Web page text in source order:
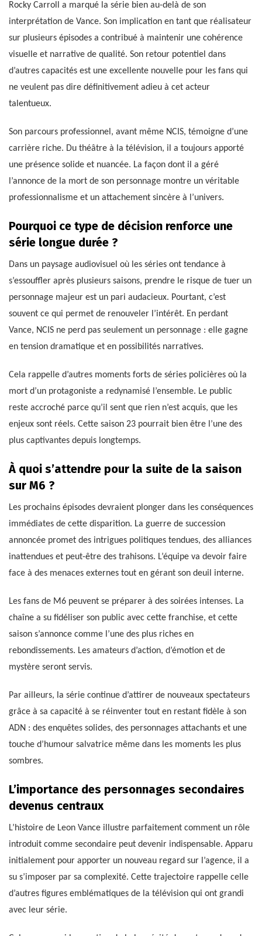
Rocky Carroll a marqué la série bien au-delà de son
interprétation de Vance. Son implication en tant que réalisateur
sur plusieurs épisodes a contribué à maintenir une cohérence
visuelle et narrative de qualité. Son retour potentiel dans
d’autres capacités est une excellente nouvelle pour les fans qui
ne veulent pas dire définitivement adieu à cet acteur
talentueux.
Son parcours professionnel, avant même NCIS, témoigne d’une
carrière riche. Du théâtre à la télévision, il a toujours apporté
une présence solide et nuancée. La façon dont il a géré
l’annonce de la mort de son personnage montre un véritable
professionnalisme et un attachement sincère à l’univers.
Pourquoi ce type de décision renforce une
série longue durée ?
Dans un paysage audiovisuel où les séries ont tendance à
s’essouffler après plusieurs saisons, prendre le risque de tuer un
personnage majeur est un pari audacieux. Pourtant, c’est
souvent ce qui permet de renouveler l’intérêt. En perdant
Vance, NCIS ne perd pas seulement un personnage : elle gagne
en tension dramatique et en possibilités narratives.
Cela rappelle d’autres moments forts de séries policières où la
mort d’un protagoniste a redynamisé l’ensemble. Le public
reste accroché parce qu’il sent que rien n’est acquis, que les
enjeux sont réels. Cette saison 23 pourrait bien être l’une des
plus captivantes depuis longtemps.
À quoi s’attendre pour la suite de la saison
sur M6 ?
Les prochains épisodes devraient plonger dans les conséquences
immédiates de cette disparition. La guerre de succession
annoncée promet des intrigues politiques tendues, des alliances
inattendues et peut-être des trahisons. L’équipe va devoir faire
face à des menaces externes tout en gérant son deuil interne.
Les fans de M6 peuvent se préparer à des soirées intenses. La
chaîne a su fidéliser son public avec cette franchise, et cette
saison s’annonce comme l’une des plus riches en
rebondissements. Les amateurs d’action, d’émotion et de
mystère seront servis.
Par ailleurs, la série continue d’attirer de nouveaux spectateurs
grâce à sa capacité à se réinventer tout en restant fidèle à son
ADN : des enquêtes solides, des personnages attachants et une
touche d’humour salvatrice même dans les moments les plus
sombres.
L’importance des personnages secondaires
devenus centraux
L’histoire de Leon Vance illustre parfaitement comment un rôle
introduit comme secondaire peut devenir indispensable. Apparu
initialement pour apporter un nouveau regard sur l’agence, il a
su s’imposer par sa complexité. Cette trajectoire rappelle celle
d’autres figures emblématiques de la télévision qui ont grandi
avec leur série.